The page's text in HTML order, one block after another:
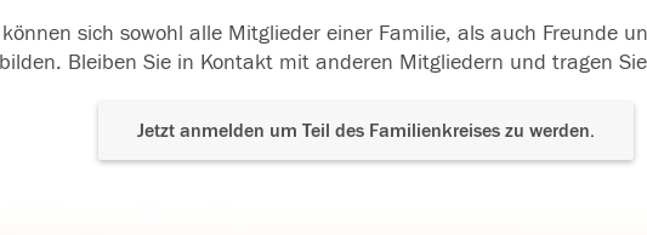
sich sowohl alle Mitglieder einer Familie, als auch Freunde
Bleiben Sie in Kontakt mit anderen Mitgliedern und tragen
Jetzt anmelden um Teil des Familienkreises zu werden.